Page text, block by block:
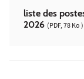
liste des
2026 (PDF, 78 Ko )